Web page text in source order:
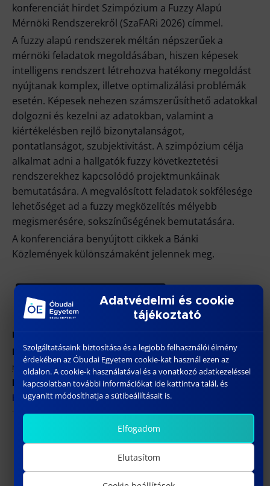
konferenciát hirdet Szimpózium a Fuzzy Alapú
Mérnöki Rendszerekről (SzaFARi 2026) címmel.
A fuzzy alapú rendszerek méltán népszerűek a
mérnöki feladatok megoldásában, hiszen képesek
intelligens rendszert létrehozva hatékony megoldást
nyújtanak komplex, illetve optimalizálási problémák
esetén. Képesek nehezen számszerűsíthető adatokkal
dolgozni és kezelni az adatokban, valamint a
kiértékelésben rejlő bizonytalanságot,
pontatlanságot, szubjektivitást. A szimpózium célja
alkalmat adni a hallgatók fuzzy következtetési
rendszerekhez kapcsolódó projektmunkáinak
bemutatására. A megvalósított feladatok sokfélesége
lehetőséget ad a fuzzy megközelítés mélyebb
megismerésére, sokszínűségének bemutatására.
A konferenciára benyújtott cikkek a Bánki
Közlemények különszámaként jelennek meg.
RÉSZLETEK
Dátum:
május 26
Honlap:
https://siva.bgk.uni-obuda.hu/SzaFARi/2026/
Innoválj az egészségügy
KÓS GYÖRGY GERGŐ doktori
(PhD) értekezéstervezet
műhelyvitája
Adatvédelmi és cookie
tájékoztató
Szolgáltatásaink biztosítása és a legjobb felhasználói élmény
érdekében az Óbudai Egyetem cookie-kat használ ezen az
oldalon. A cookie-k használatával és a vonatkozó adatkezeléssel
kapcsolatban további információkat ide kattintva talál, és
ugyanitt módosíthatja a sütibeállításait is.
Elfogadom
Elutasítom